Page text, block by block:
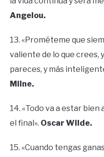
Angelou.
13. «Prométeme que
valiente de lo que crees,
pareces, y más
Milne.
14. «Todo va a estar bien
el final». Oscar Wilde.
15. «Cuando tengas